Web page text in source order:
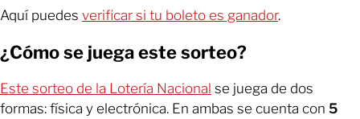
Aquí puedes verificar si tu boleto es ganador.
¿Cómo se juega este sorteo?
Este sorteo de la Lotería Nacional se juega de dos
formas: física y electrónica. En ambas se cuenta con 5